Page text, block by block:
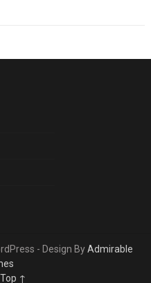
- Design ByAdmirable
↑